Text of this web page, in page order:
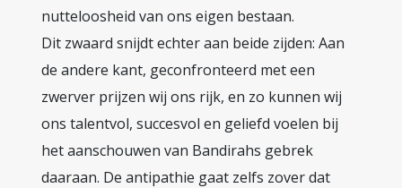
nutteloosheid van ons eigen bestaan.
Dit zwaard snijdt echter aan beide zijden: Aan
de andere kant, geconfronteerd met een
zwerver prijzen wij ons rijk, en zo kunnen wij
ons talentvol, succesvol en geliefd voelen bij
het aanschouwen van Bandirahs gebrek
daaraan. De antipathie gaat zelfs zover dat